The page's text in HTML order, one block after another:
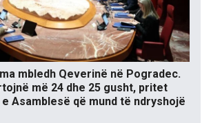
mbledh Qeverinë në Pogradec.
më 24 dhe 25 gusht, pritet
Asamblesë që mund të ndryshojë